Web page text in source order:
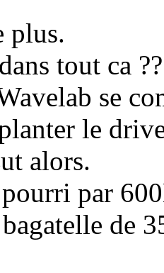
plus.
tout ca
se
le
alors.
par
de